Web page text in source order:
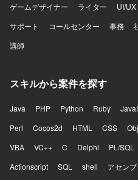
ゲームデザイナー
ライター UI/UX
サポート
コールセンター 事務
講師
スキルから案件を探す
Java PHP Python Ruby
Perl
Cocos2d HTML CSS
VBA
VC++ C Delphi PL/SQL
Actionscript
SQL shell アセンブ